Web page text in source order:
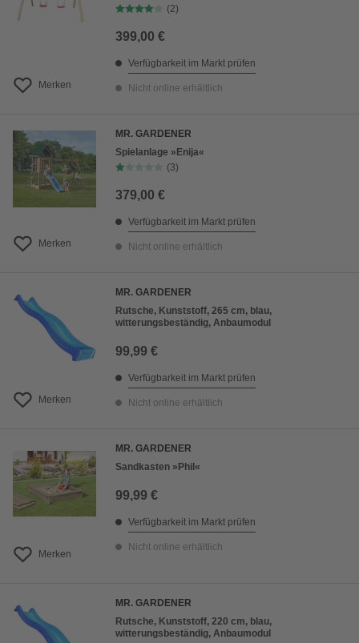
Merken
(2)
399,00 €
Verfügbarkeit im Markt prüfen
Nicht online erhältlich
Merken
MR. GARDENER
Spielanlage »Enija«
(3)
379,00 €
Verfügbarkeit im Markt prüfen
Nicht online erhältlich
Merken
MR. GARDENER
Rutsche, Kunststoff, 265 cm, blau,
witterungsbeständig, Anbaumodul
99,99 €
Verfügbarkeit im Markt prüfen
Nicht online erhältlich
Merken
MR. GARDENER
Sandkasten »Phil«
99,99 €
Verfügbarkeit im Markt prüfen
Nicht online erhältlich
MR. GARDENER
Rutsche, Kunststoff, 220 cm, blau,
witterungsbeständig, Anbaumodul